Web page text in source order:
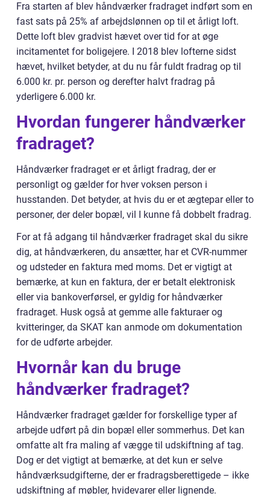
Fra starten af blev håndværker fradraget indført som en
fast sats på 25% af arbejdslønnen op til et årligt loft.
Dette loft blev gradvist hævet over tid for at øge
incitamentet for boligejere. I 2018 blev lofterne sidst
hævet, hvilket betyder, at du nu får fuldt fradrag op til
6.000 kr. pr. person og derefter halvt fradrag på
yderligere 6.000 kr.
Hvordan fungerer håndværker
fradraget?
Håndværker fradraget er et årligt fradrag, der er
personligt og gælder for hver voksen person i
husstanden. Det betyder, at hvis du er et ægtepar eller to
personer, der deler bopæl, vil I kunne få dobbelt fradrag.
For at få adgang til håndværker fradraget skal du sikre
dig, at håndværkeren, du ansætter, har et CVR-nummer
og udsteder en faktura med moms. Det er vigtigt at
bemærke, at kun en faktura, der er betalt elektronisk
eller via bankoverførsel, er gyldig for håndværker
fradraget. Husk også at gemme alle fakturaer og
kvitteringer, da SKAT kan anmode om dokumentation
for de udførte arbejder.
Hvornår kan du bruge
håndværker fradraget?
Håndværker fradraget gælder for forskellige typer af
arbejde udført på din bopæl eller sommerhus. Det kan
omfatte alt fra maling af vægge til udskiftning af tag.
Dog er det vigtigt at bemærke, at det kun er selve
håndværksudgifterne, der er fradragsberettigede – ikke
udskiftning af møbler, hvidevarer eller lignende.